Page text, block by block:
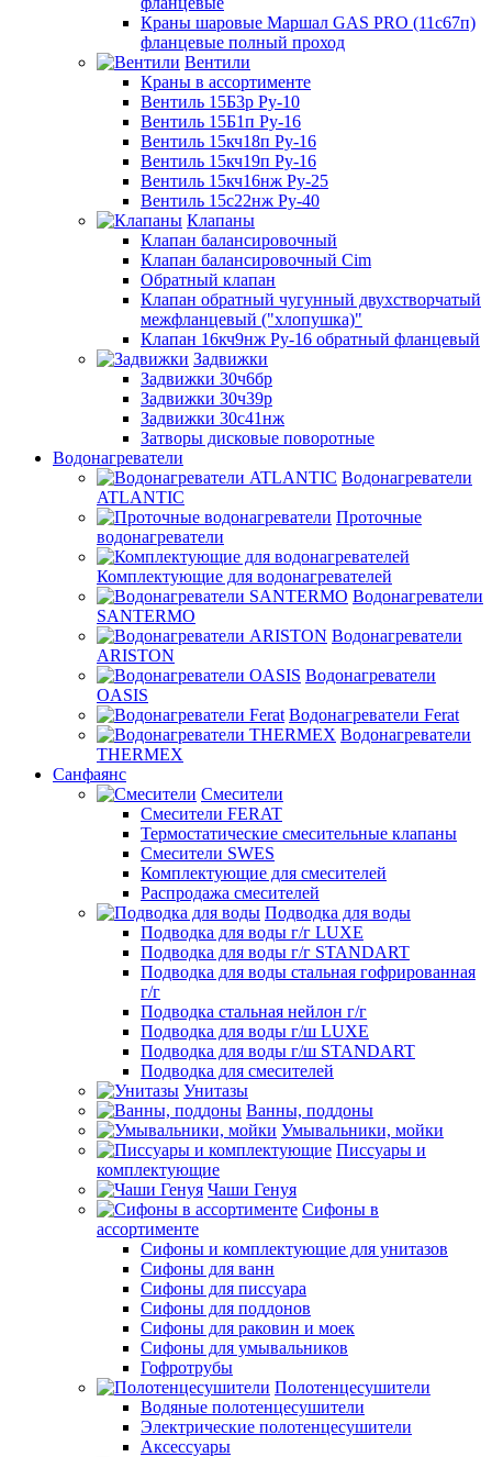
Краны шаровые Маршал GAS PRO (11с67п)
фланцевые полный проход
Вентили
Краны в ассортименте
Вентиль 15Б3р Ру-10
Вентиль 15Б1п Ру-16
Вентиль 15кч18п Ру-16
Вентиль 15кч19п Ру-16
Вентиль 15кч16нж Ру-25
Вентиль 15с22нж Ру-40
Клапаны
Клапан балансировочный
Клапан балансировочный Cim
Обратный клапан
Клапан обратный чугунный двухстворчатый
межфланцевый ("хлопушка)"
Клапан 16кч9нж Ру-16 обратный фланцевый
Задвижки
Задвижки 30ч6бр
Задвижки 30ч39р
Задвижки 30с41нж
Затворы дисковые поворотные
Водонагреватели
Водонагреватели
ATLANTIC
Проточные
водонагреватели
Комплектующие для водонагревателей
Водонагреватели
SANTERMO
Водонагреватели
ARISTON
Водонагреватели
OASIS
Водонагреватели Ferat
Водонагреватели
THERMEX
Санфаянс
Смесители
Смесители FERAT
Термостатические смесительные клапаны
Смесители SWES
Комплектующие для смесителей
Распродажа смесителей
Подводка для воды
Подводка для воды г/г LUXE
Подводка для воды г/г STANDART
Подводка для воды стальная гофрированная
г/г
Подводка стальная нейлон г/г
Подводка для воды г/ш LUXE
Подводка для воды г/ш STANDART
Подводка для смесителей
Унитазы
Ванны, поддоны
Умывальники, мойки
Писсуары и
комплектующие
Чаши Генуя
Сифоны в
ассортименте
Сифоны и комплектующие для унитазов
Сифоны для ванн
Сифоны для писсуара
Сифоны для поддонов
Сифоны для раковин и моек
Сифоны для умывальников
Гофротрубы
Полотенцесушители
Водяные полотенцесушители
Электрические полотенцесушители
Аксессуары